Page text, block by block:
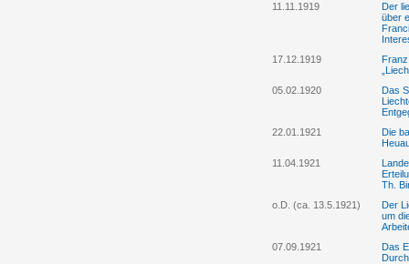
11.11.1919
Der
über
17.12.1919
05.02.1920
Das
22.01.1921
Die
11.04.1921
Th.
o.D. (ca. 13.5.1921)
Der
um
07.09.1921
Das